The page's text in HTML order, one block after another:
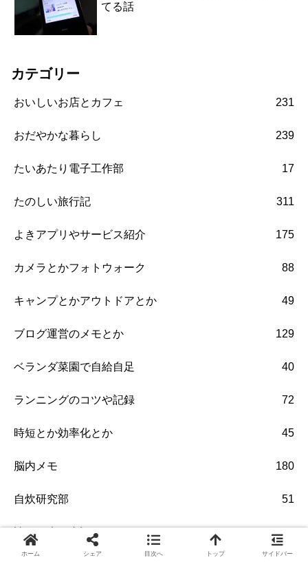
てる話
カテゴリー
おいしいお店とカフェ 231
おだやかな暮らし 239
たいあたり電子工作部 17
たのしい旅行記 311
よきアプリやサービス紹介 175
カメラとかフォトウォーク 88
キャンプとかアウトドアとか 49
ブログ運営のメモとか 129
ベランダ菜園で自給自足 40
ランニングのコツや記録 72
時短とか効率化とか 45
脳内メモ 180
自炊研究部 51
読んだ本の書評 23
ホーム シェア 目次へ トップ サイドバー